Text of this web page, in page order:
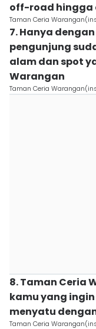
off-road hingga
Taman Ceria
7. Hanya
pengunjung
alam dan spot
Warangan
Taman Ceria
8. Taman Ceria
kamu yang
menyatu
Taman Ceria